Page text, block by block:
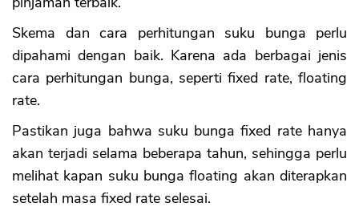
Skema dan cara perhitungan suku bunga perlu
dipahami dengan baik. Karena ada berbagai jenis
cara perhitungan bunga, seperti fixed rate, floating
rate.
Pastikan juga bahwa suku bunga fixed rate hanya
akan terjadi selama beberapa tahun, sehingga perlu
melihat kapan suku bunga floating akan diterapkan
setelah masa fixed rate selesai.